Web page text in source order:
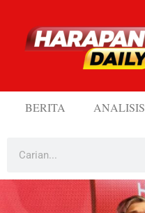
BERITA ANALISIS